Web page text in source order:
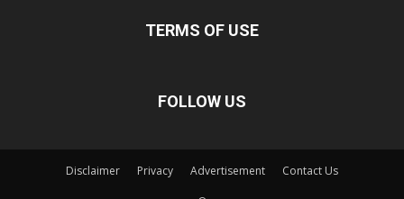
TERMS OF USE
FOLLOW US
Disclaimer Privacy Advertisement Contact Us